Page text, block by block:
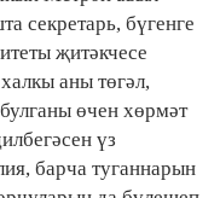
секретарь, бүгенге
җитәкчесе
аны төгәл,
өчен хөрмәт
үз
барча туганнарын